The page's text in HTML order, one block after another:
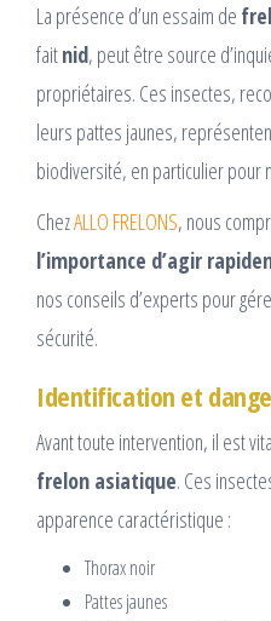
La présence d’un essaim de
faitnid, peut être source
propriétaires. Ces insectes,
leurs pattes jaunes,
biodiversité, en particulier pour
ChezALLO FRELONS, nous
l’importance d’agir
nos conseils d’experts pour
sécurité.
Identification et
Avant toute intervention, il est
frelon asiatique. Ces
apparence caractéristique :
Thorax noir
Pattes jaunes